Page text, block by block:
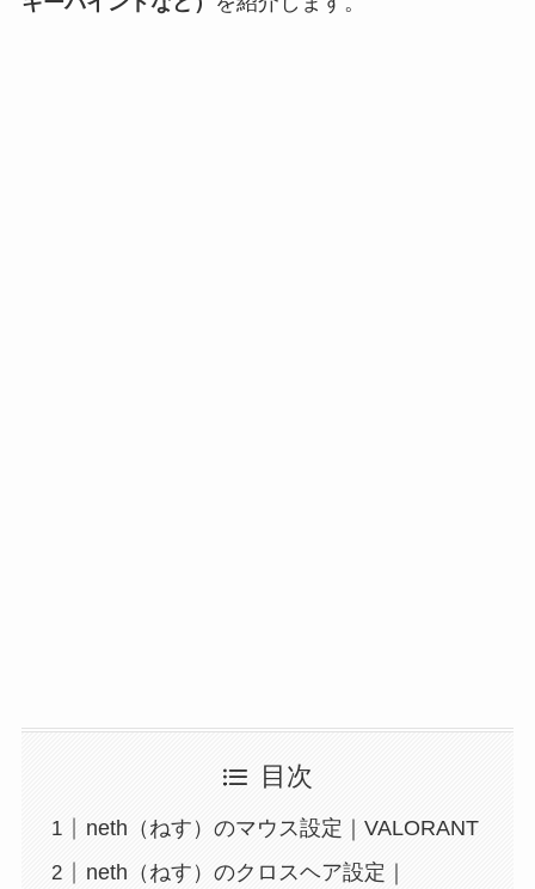
目次
neth（ねす）のマウス設定｜VALORANT
neth（ねす）のクロスヘア設定｜